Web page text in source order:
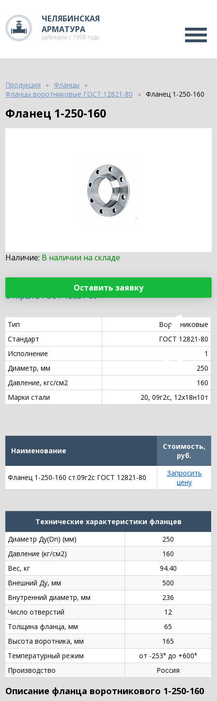
ЧЕЛЯБИНСКАЯ
АРМАТУРА
работаем с 1998 года
Продукция
Фланцы
Фланцы воротниковые ГОСТ 12821-80
Фланец 1-250-160
Фланец 1-250-160
Наличие: В наличии на складе
Оставить заявку
Открыть ГОСТ 12821-80
Тип
Воротниковые
Стандарт
ГОСТ 12821-80
Исполнение
1
Диаметр, мм
250
Давление, кгс/см2
160
Марки стали
20, 09г2с, 12х18н10т
Наименование
Стоимость,
руб.
Фланец 1-250-160 ст.09г2с ГОСТ 12821-80
Запросить
цену
Технические характеристики фланцев
Диаметр Ду(Dn) (мм)
250
Давление (кг/см2)
160
Вес, кг
94.40
Внешний Ду, мм
500
Внутренний диаметр, мм
236
Число отверстий
12
Толщина фланца, мм
65
Высота воротника, мм
165
Температурный режим
от -253° до +600°
Производство
Россия
Описание фланца воротникового 1-250-160